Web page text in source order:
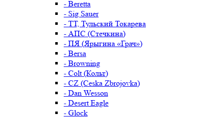
- Beretta
- Sig Sauer
- ТТ, Тульский Токарева
- АПС (Стечкина)
- ПЯ (Ярыгина «Грач»)
- Bersa
- Browning
- Colt (Кольт)
- CZ (Ceska Zbrojovka)
- Dan Wesson
- Desert Eagle
- Glock